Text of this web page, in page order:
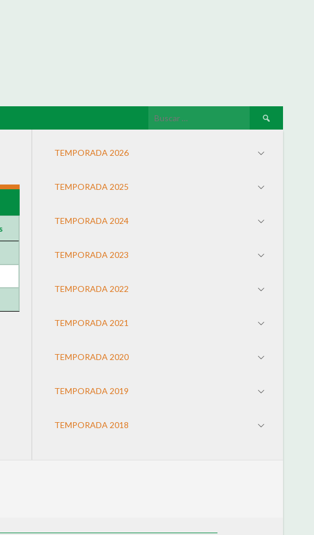
TEMPORADA 2026
TEMPORADA 2025
TEMPORADA 2024
TEMPORADA 2023
TEMPORADA 2022
TEMPORADA 2021
TEMPORADA 2020
TEMPORADA 2019
TEMPORADA 2018